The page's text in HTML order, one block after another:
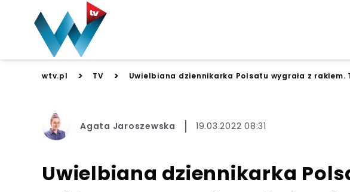
wtv.pl > TV > Uwielbiana dziennikarka Polsatu wygrała z rakiem.
Agata Jaroszewska 19.03.2022 08:31
Uwielbiana dziennikarka